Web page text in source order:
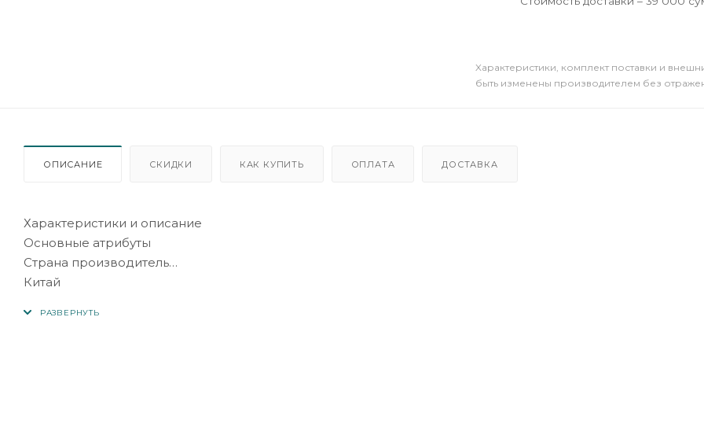
Xарактеристики, комплект поставки и
быть изменены производителем без
ОПИСАНИЕ СКИДКИ КАК КУПИТЬ ОПЛАТА ДОСТАВКА
Характеристики и описание
Основные атрибуты
Страна производитель
Китай